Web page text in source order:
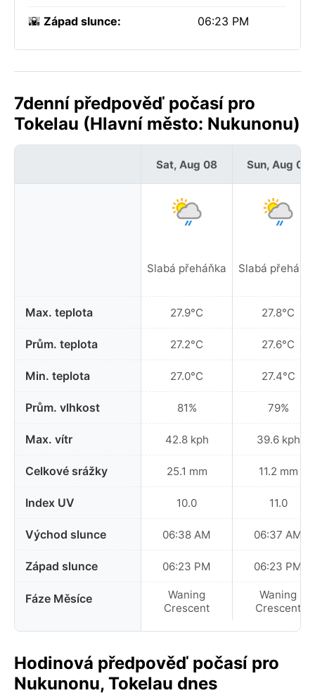
🌇 Západ slunce: 06:23 PM
7denní předpověď počasí pro
Tokelau (Hlavní město: Nukunonu)
Max. teplota
Prům. teplota
Min. teplota
Prům. vlhkost
Max. vítr
Celkové srážky
Index UV
Východ slunce
Západ slunce
Fáze Měsíce
Sat, Aug 08
Slabá přeháňka
27.9°C
27.2°C
27.0°C
81%
42.8 kph
25.1 mm
10.0
06:38 AM
06:23 PM
Waning
Crescent
Sun, Aug 09
Slabá
27.8°C
27.6°C
27.4°C
79%
39.6 kph
11.2 mm
11.0
06:37 AM
06:23 PM
Waning
Crescent
Hodinová předpověď počasí pro
Nukunonu, Tokelau dnes